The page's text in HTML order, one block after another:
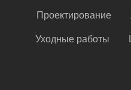
Проектирование
Уходные работы